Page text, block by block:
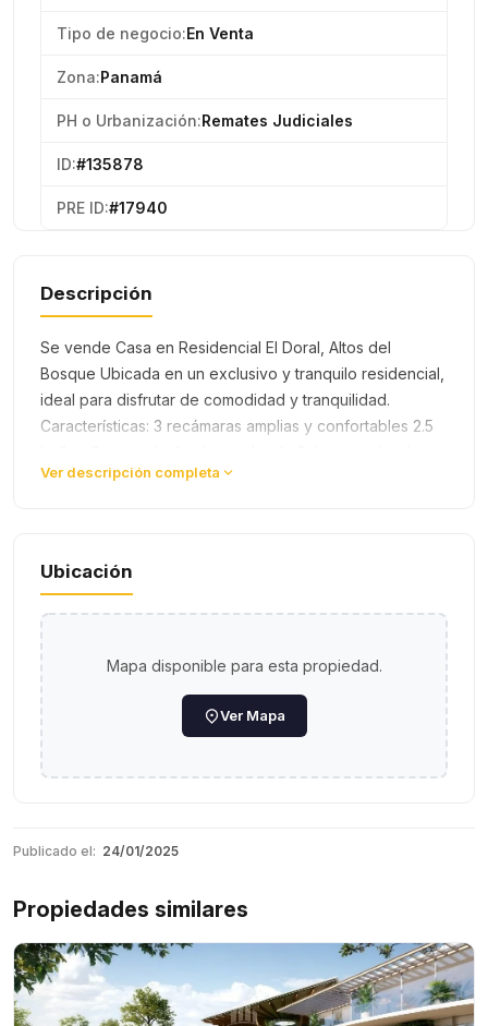
Tipo de negocio:En Venta
Zona:Panamá
PH o Urbanización:Remates Judiciales
ID:#135878
PRE ID:#17940
Descripción
Se vende Casa en Residencial El Doral, Altos del
Bosque Ubicada en un exclusivo y tranquilo residencial,
ideal para disfrutar de comodidad y tranquilidad.
Características: 3 recámaras amplias y confortables 2.5
gran tamaño para m…
Ver descripción completa
Ubicación
Mapa disponible para esta propiedad.
Ver Mapa
Publicado el: 24/01/2025
Propiedades similares